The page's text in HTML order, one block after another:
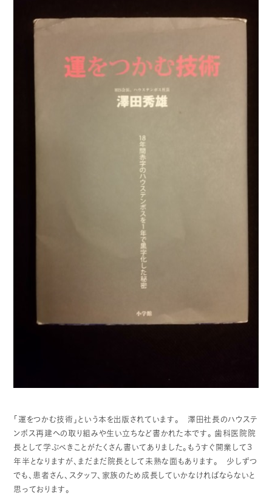
「運をつかむ技術」という本を出版されています。 澤田社長のハウステ
ンボス再建への取り組みや生い立ちなど書かれた本です。 歯科医院院
長として学ぶべきことがたくさん書いてありました。もうすぐ開業して３
年半となりますが、まだまだ院長として未熟な面もあります。 少しずつ
でも、患者さん、スタッフ、家族のため成長していかなければならないと
思っております。